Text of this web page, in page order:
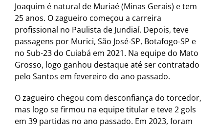
Joaquim é natural de Muriaé (Minas Gerais) e tem
25 anos. O zagueiro começou a carreira
profissional no Paulista de Jundiaí. Depois, teve
passagens por Murici, São José-SP, Botafogo-SP e
no Sub-23 do Cuiabá em 2021. Na equipe do Mato
Grosso, logo ganhou destaque até ser contratado
pelo Santos em fevereiro do ano passado.
O zagueiro chegou com desconfiança do torcedor,
mas logo se firmou na equipe titular e teve 2 gols
em 39 partidas no ano passado. Em 2023, foram